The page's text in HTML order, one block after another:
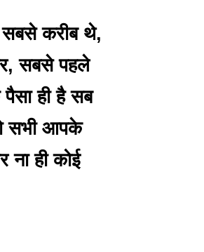
करीब थे,
सबसे पहले
पैसा ही है सब
सभी आपके
ना ही कोई